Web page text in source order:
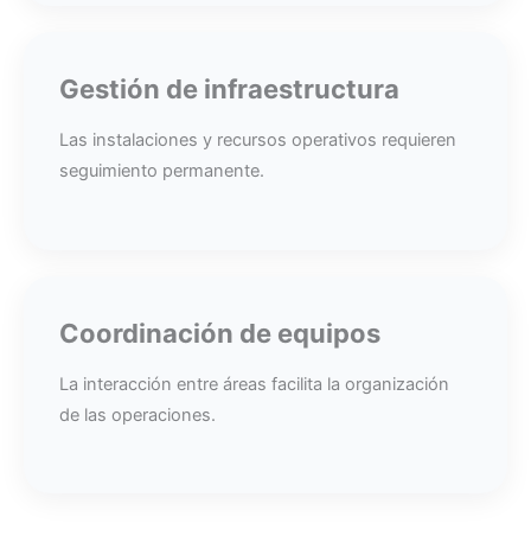
Gestión de infraestructura
Las instalaciones y recursos operativos requieren
seguimiento permanente.
Coordinación de equipos
La interacción entre áreas facilita la organización
de las operaciones.